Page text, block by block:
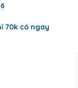
70k có ngay